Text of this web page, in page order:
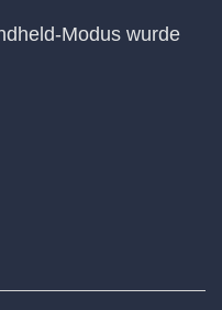
Modus wurde